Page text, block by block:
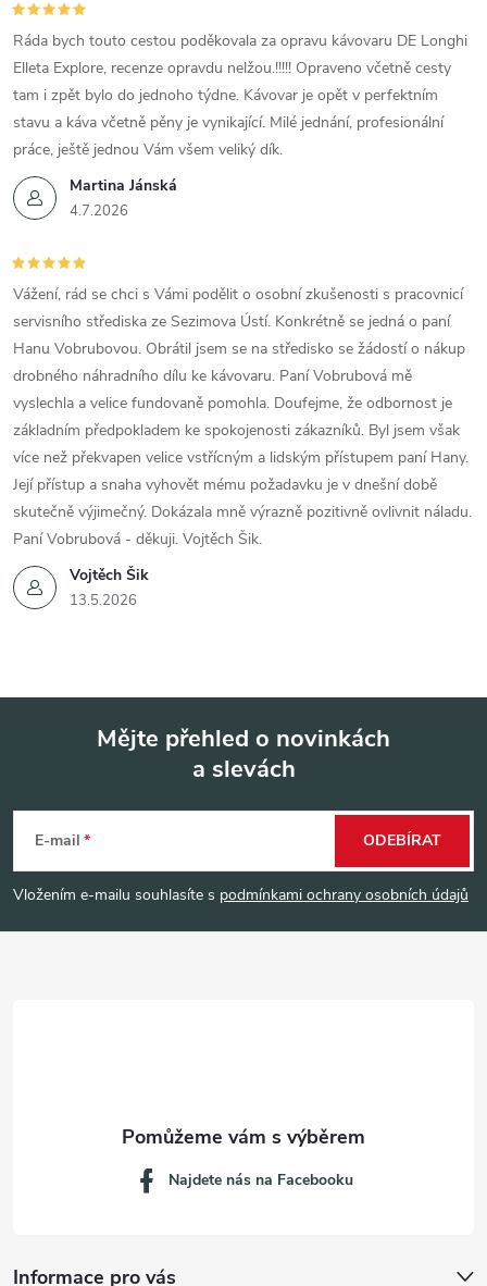
Martina Jánská
4.7.2026
Ráda bych touto cestou poděkovala za opravu kávovaru DE Longhi
Elleta Explore, recenze opravdu nelžou.!!!!! Opraveno včetně cesty
tam i zpět bylo do jednoho týdne. Kávovar je opět v perfektním
stavu a káva včetně pěny je vynikající. Milé jednání, profesionální
práce, ještě jednou Vám všem veliký dík.
Vojtěch Šik
13.5.2026
Vážení, rád se chci s Vámi podělit o osobní zkušenosti s pracovnicí
servisního střediska ze Sezimova Ústí. Konkrétně se jedná o paní
Hanu Vobrubovou. Obrátil jsem se na středisko se žádostí o nákup
drobného náhradního dílu ke kávovaru. Paní Vobrubová mě
vyslechla a velice fundovaně pomohla. Doufejme, že odbornost je
základním předpokladem ke spokojenosti zákazníků. Byl jsem však
více než překvapen velice vstřícným a lidským přístupem paní Hany.
Její přístup a snaha vyhovět mému požadavku je v dnešní době
skutečně výjimečný. Dokázala mně výrazně pozitivně ovlivnit náladu.
Paní Vobrubová - děkuji. Vojtěch Šik.
p
a
Mějte přehled o novinkách
a slevách
E-mail
Vložením e-mailu souhlasíte s podmínkami ochrany osobních údajů
ODEBÍRAT
Informace pro vás
Najdete nás na Facebooku